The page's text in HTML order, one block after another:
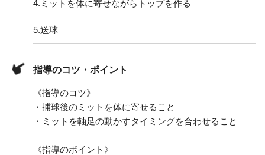
4. ミットを体に寄せながらトップを作る
5.送球
指導のコツ・ポイント
《指導のコツ》
・捕球後のミットを体に寄せること
・ミットを軸足の動かすタイミングを合わせること
《指導のポイント》